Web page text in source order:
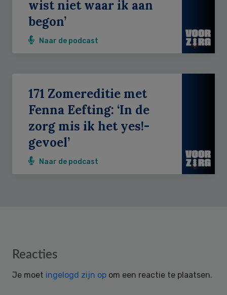
wist niet waar ik aan
begon’
Naar de podcast
171 Zomereditie met
Fenna Eefting: ‘In de
zorg mis ik het yes!-
gevoel’
Naar de podcast
Reader
Reacties
Je moet ingelogd zijn op om een reactie te plaatsen.